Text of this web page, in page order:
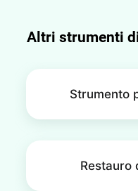
Altri strumenti
Strumento
Restauro